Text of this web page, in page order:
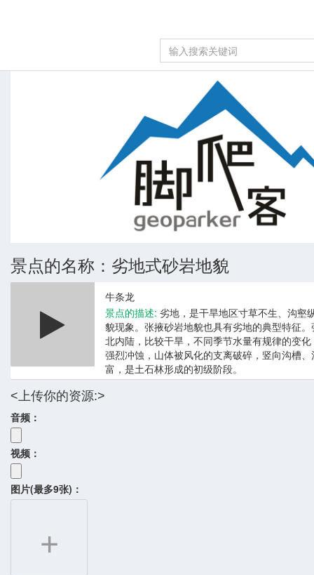
景点的名称：劣地式砂岩地貌
牛条龙
景点的描述: 劣地，是干旱地区寸草不生、沟壑
貌现象。张掖砂岩地貌也具有劣地的典型特征
北内陆，比较干旱，不同季节水量有规律的变
强烈冲蚀，山体被风化的支离破碎，竖向沟槽
富，是土石林形成的初级阶段。
<上传你的资源:>
音频：
视频：
图片(最多9张)：
+